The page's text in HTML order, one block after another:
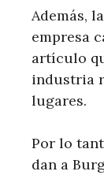
Además,
empresa
artículo
industria
lugares.
Por lo
dan a